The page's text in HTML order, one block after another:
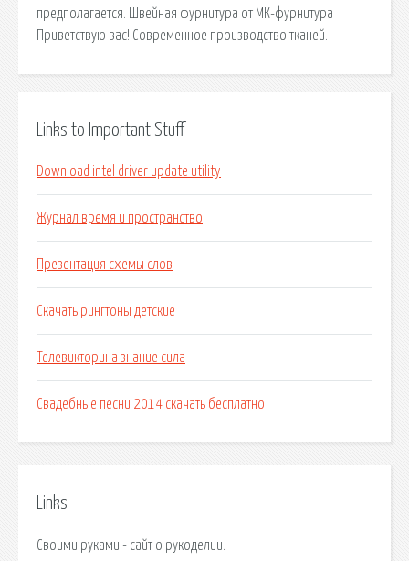
предполагается. Швейная фурнитура от МК-фурнитура
Приветствую вас! Современное производство тканей.
Links to Important Stuff
Download intel driver update utility
Журнал время и пространство
Презентация схемы слов
Скачать рингтоны детские
Телевикторина знание сила
Свадебные песни 2014 скачать бесплатно
Links
Своими руками - сайт о рукоделии.